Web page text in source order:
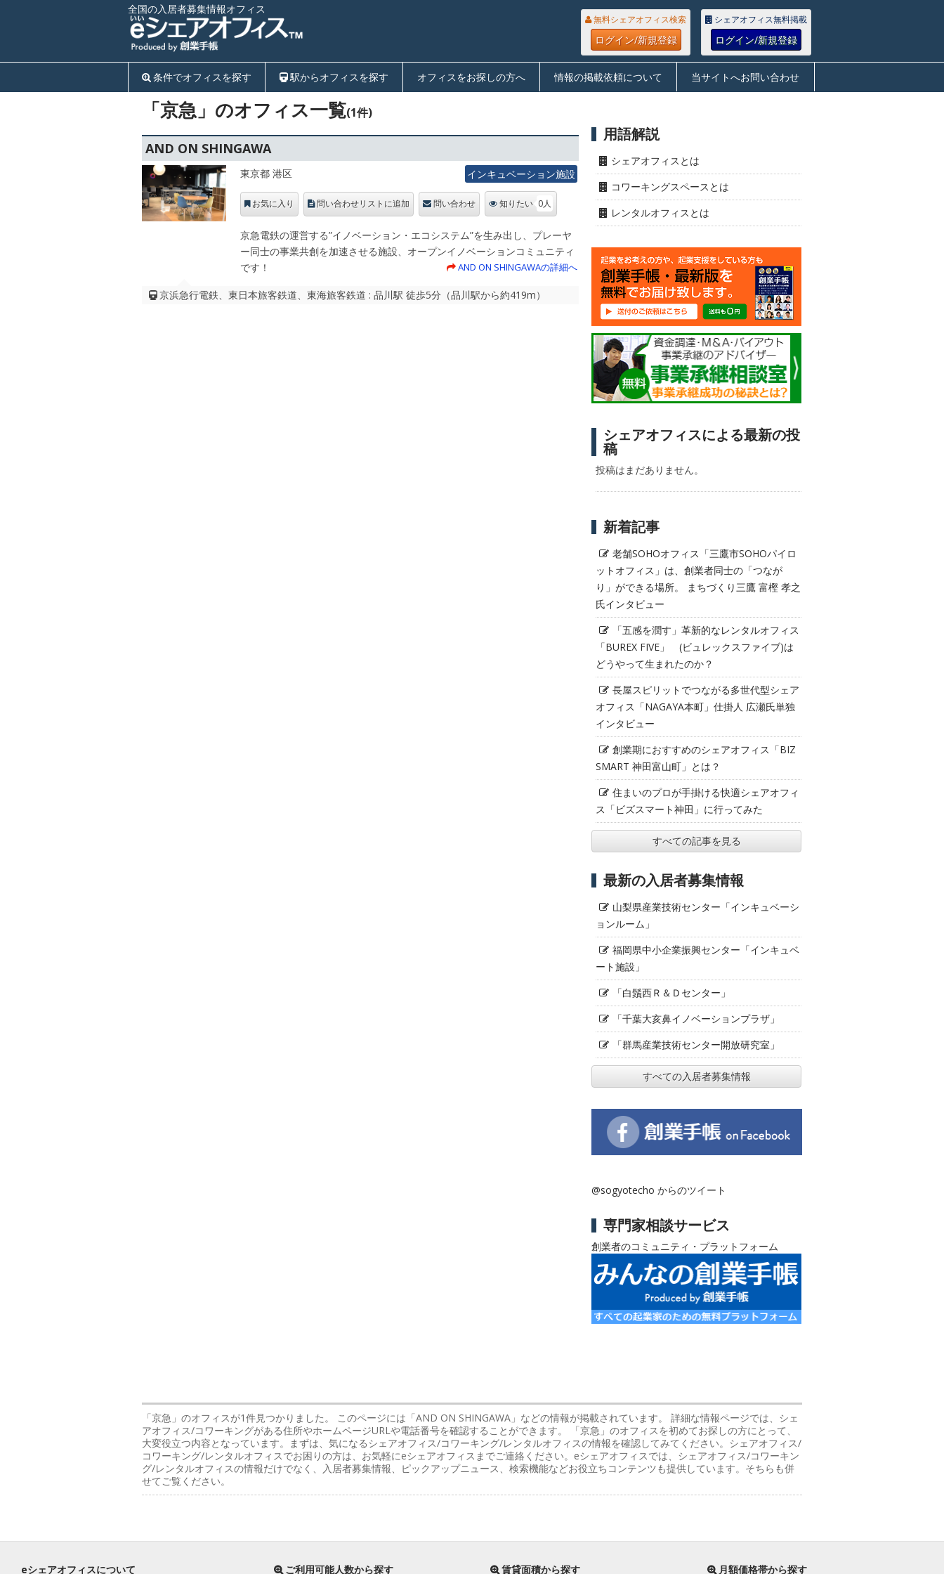
全国の入居者募集情報オフィス
無料シェアオフィス検索
ログイン/新規登録
シェアオフィス無料掲載
ログイン/新規登録
条件でオフィスを探す 駅からオフィスを探す オフィスをお探しの方へ 情報の掲載依頼について 当サイトへお問い合わせ
「京急」のオフィス一覧(1件)
AND ON SHINGAWA
東京都 港区 インキュベーション施設
お気に入り 問い合わせリストに追加 問い合わせ 知りたい 0人
京急電鉄の運営する”イノベーション・エコシステム”を生み出し、プレーヤ
ー同士の事業共創を加速させる施設、オープンイノベーションコミュニティ
です！
AND ON SHINGAWAの詳細へ
京浜急行電鉄、東日本旅客鉄道、東海旅客鉄道 : 品川駅 徒歩5分（品川駅から約419m）
用語解説
シェアオフィスとは
コワーキングスペースとは
レンタルオフィスとは
シェアオフィスによる最新の投
稿
投稿はまだありません。
新着記事
老舗SOHOオフィス「三鷹市SOHOパイロ
ットオフィス」は、創業者同士の「つなが
り」ができる場所。 まちづくり三鷹 富樫 孝之
氏インタビュー
「五感を潤す」革新的なレンタルオフィス
「BUREX FIVE」 (ビュレックスファイブ)は
どうやって生まれたのか？
長屋スピリットでつながる多世代型シェア
オフィス「NAGAYA本町」仕掛人 広瀬氏単独
インタビュー
創業期におすすめのシェアオフィス「BIZ
SMART 神田富山町」とは？
住まいのプロが手掛ける快適シェアオフィ
ス「ビズスマート神田」に行ってみた
すべての記事を見る
最新の入居者募集情報
山梨県産業技術センター「インキュベーシ
ョンルーム」
福岡県中小企業振興センター「インキュベ
ート施設」
「白鬚西Ｒ＆Ｄセンター」
「千葉大亥鼻イノベーションプラザ」
「群馬産業技術センター開放研究室」
すべての入居者募集情報
@sogyotecho からのツイート
専門家相談サービス
創業者のコミュニティ・プラットフォーム
「京急」のオフィスが1件見つかりました。 このページには「AND ON SHINGAWA」などの情報が掲載されています。 詳細な情報ページでは、シェ
アオフィス/コワーキングがある住所やホームページURLや電話番号を確認することができます。 「京急」のオフィスを初めてお探しの方にとって、
大変役立つ内容となっています。まずは、気になるシェアオフィス/コワーキング/レンタルオフィスの情報を確認してみてください。シェアオフィス/
コワーキング/レンタルオフィスでお困りの方は、お気軽にeシェアオフィスまでご連絡ください。eシェアオフィスでは、シェアオフィス/コワーキン
グ/レンタルオフィスの情報だけでなく、入居者募集情報、ピックアップニュース、検索機能などお役立ちコンテンツも提供しています。そちらも併
せてご覧ください。
eシェアオフィスについて ご利用可能人数から探す 賃貸面積から探す 月額価格帯から探す